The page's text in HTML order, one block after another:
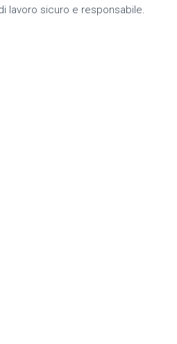
lavoro sicuro e responsabile.